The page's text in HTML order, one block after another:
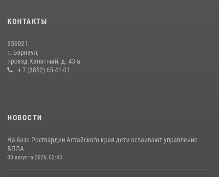
КОНТАКТЫ
656021
г. Барнаул,
проезд Канатный, д. 43 а
+ 7 (3852) 65-41-01
НОВОСТИ
На базе Росгвардии Алтайского края дети осваивают управление
БПЛА
03 августа 2026, 02:43